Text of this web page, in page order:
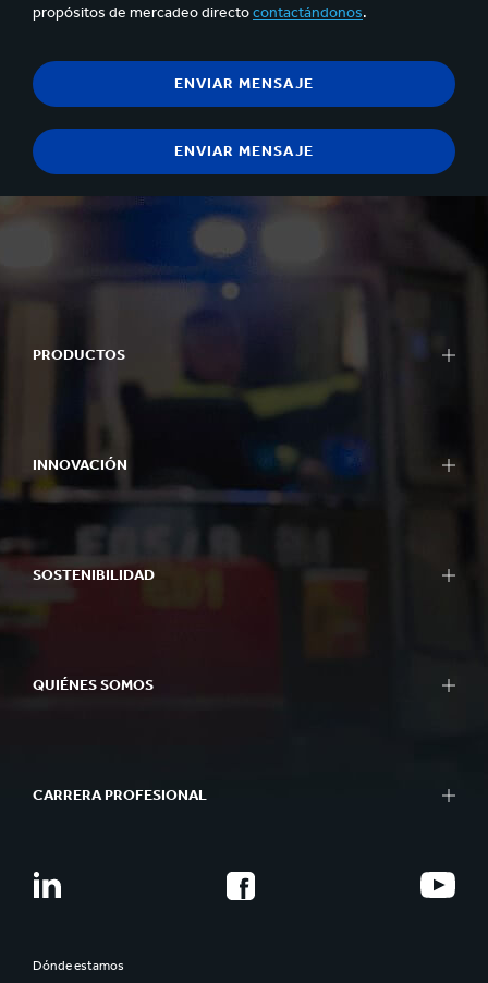
propósitos de mercadeo directocontactándonos.
PRODUCTOS
INNOVACIÓN
SOSTENIBILIDAD
QUIÉNES SOMOS
CARRERA PROFESIONAL
Dónde estamos